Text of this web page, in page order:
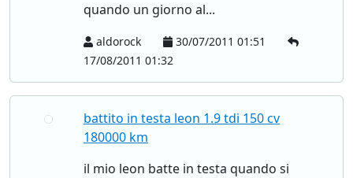
quando un giorno al...
aldorock
30/07/2011 01:51
17/08/2011 01:32
battito in testa leon 1.9 tdi 150 cv
180000 km
il mio leon batte in testa quando si